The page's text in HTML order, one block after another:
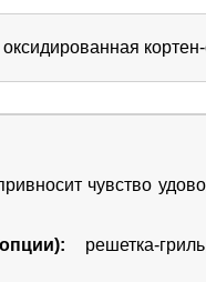
оксидированная
чувство
решетка-